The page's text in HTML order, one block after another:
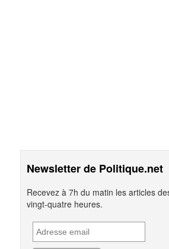
Newsletter de Politique.net
Recevez à 7h du matin les articles
vingt-quatre heures.